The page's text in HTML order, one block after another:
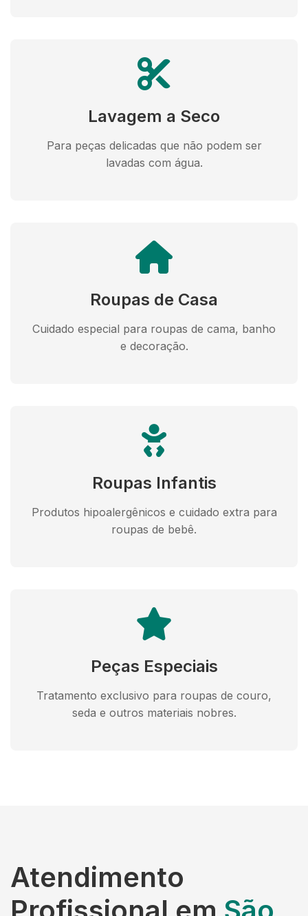
Lavagem a Seco
Para peças delicadas que não podem ser
lavadas com água.
Roupas de Casa
Cuidado especial para roupas de cama, banho
e decoração.
Roupas Infantis
Produtos hipoalergênicos e cuidado extra para
roupas de bebê.
Peças Especiais
Tratamento exclusivo para roupas de couro,
seda e outros materiais nobres.
Atendimento